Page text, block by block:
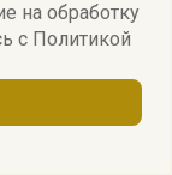
на обработку
c Политикой